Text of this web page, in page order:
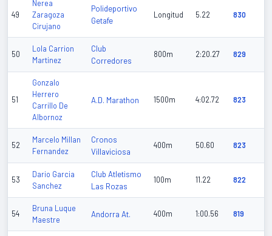
49
Nerea
Zaragoza
Cirujano
Polideportivo
Getafe
Longitud 5.22 830
50
Lola Carrion
Martinez
Club
Corredores
800m 2:20.27 829
51
Gonzalo
Herrero
Carrillo De
Albornoz
A.D. Marathon 1500m 4:02.72 823
52
Marcelo Millan
Fernandez
Cronos
Villaviciosa
400m 50.60 823
53
Dario Garcia
Sanchez
Club Atletismo
Las Rozas
100m 11.22 822
54
Bruna Luque
Maestre
Andorra At. 400m 1:00.56 819